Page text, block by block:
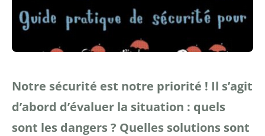
Notre sécurité est notre priorité ! Il s’agit
d’abord d’évaluer la situation : quels
sont les dangers ? Quelles solutions sont